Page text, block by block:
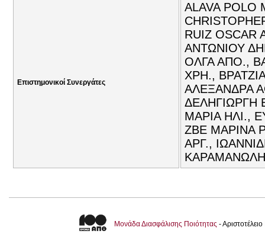
Επιστημονικοί Συνεργάτες
ALAVA POLO
RUIZ
ΑΝΤΩΝΙΟΥ
ΟΛΓΑ ΑΠΟ.,
ΧΡΗ.,
ΑΛΕΞΑΝΔΡΑ
ΔΕΛΗΓΙΩΡΓΗ
ΜΑΡΙΑ ΗΛΙ.,
ΖΒΕ ΜΑΡΙΝΑ
ΑΡΓ.,
Μονάδα Διασφάλισης Ποιότητας -